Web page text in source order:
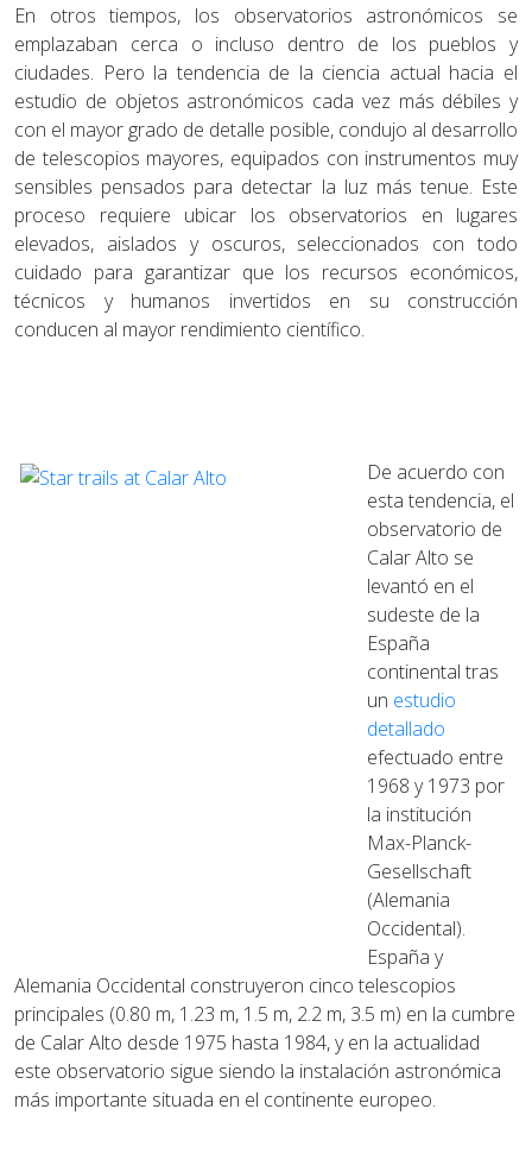
En otros tiempos, los observatorios astronómicos se
emplazaban cerca o incluso dentro de los pueblos y
ciudades. Pero la tendencia de la ciencia actual hacia el
estudio de objetos astronómicos cada vez más débiles y
con el mayor grado de detalle posible, condujo al desarrollo
de telescopios mayores, equipados con instrumentos muy
sensibles pensados para detectar la luz más tenue. Este
proceso requiere ubicar los observatorios en lugares
elevados, aislados y oscuros, seleccionados con todo
cuidado para garantizar que los recursos económicos,
técnicos y humanos invertidos en su construcción
conducen al mayor rendimiento científico.
De acuerdo con
esta tendencia, el
observatorio de
Calar Alto se
levantó en el
sudeste de la
España
continental tras
un estudio
detallado
efectuado entre
1968 y 1973 por
la institución
Max-Planck-
Gesellschaft
(Alemania
Occidental).
España y
Alemania Occidental construyeron cinco telescopios
principales (0.80 m, 1.23 m, 1.5 m, 2.2 m, 3.5 m) en la cumbre
de Calar Alto desde 1975 hasta 1984, y en la actualidad
este observatorio sigue siendo la instalación astronómica
más importante situada en el continente europeo.